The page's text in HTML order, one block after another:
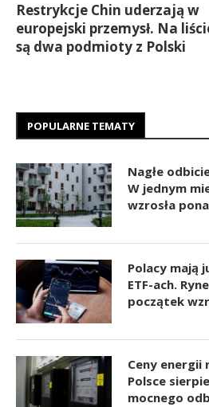
Restrykcje Chin uderzają w
europejski przemysł. Na
są dwa podmioty z Polski
POPULARNE TEMATY
Nagłe
W jednym
wzrosła
Polacy mają
ETF-ach.
początek
Ceny energii
Polsce
mocnego